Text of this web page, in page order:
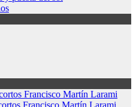
Francisco Martín Larami
Francisco Martín Larami